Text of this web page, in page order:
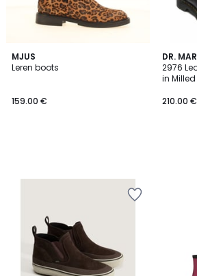
MJUS
Leren boots
159.00 €
DR.
2976
in
210.00 €